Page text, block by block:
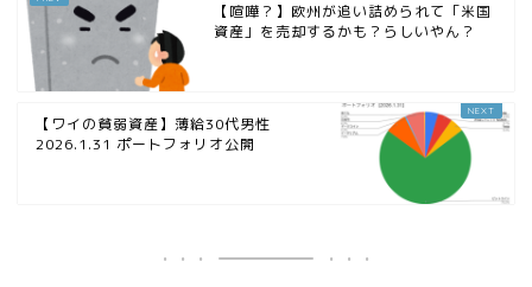
【喧嘩？】欧州が追い詰められて「米国
資産」を売却するかも？らしいやん？
【ワイの貧弱資産】薄給30代男性
2026.1.31 ポートフォリオ公開